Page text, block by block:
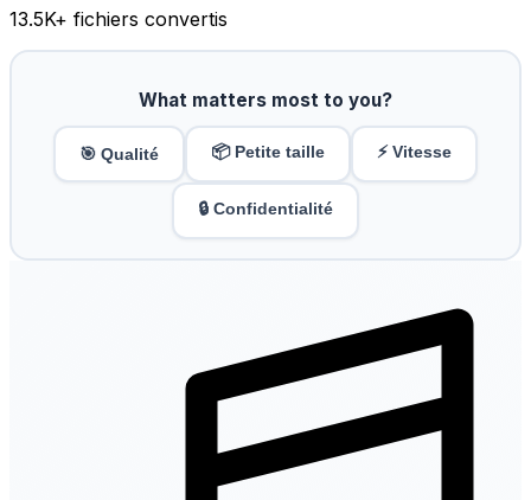
13.5K+ fichiers convertis
What matters most to you?
🎯 Qualité 📦 Petite taille ⚡ Vitesse
🔒 Confidentialité